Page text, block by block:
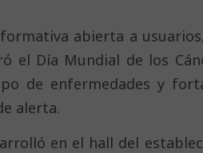
abierta a
el Día Mundial de los
de enfermedades y
alerta.
en el hall del